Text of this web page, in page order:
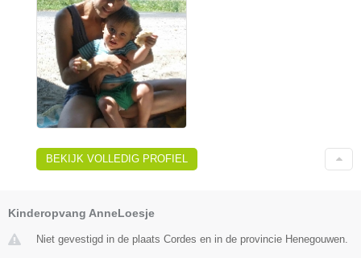
BEKIJK VOLLEDIG PROFIEL
Kinderopvang AnneLoesje
Niet gevestigd in de plaats Cordes en in de provincie Henegouwen.